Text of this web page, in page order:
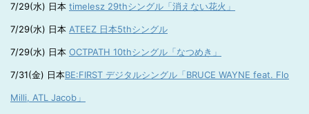
7/29(水) 日本 timelesz 29thシングル「消えない花火」
7/29(水) 日本 ATEEZ 日本5thシングル
7/29(水) 日本 OCTPATH 10thシングル「なつめき」
7/31(金) 日本BE:FIRST デジタルシングル「BRUCE WAYNE feat. Flo
Milli, ATL Jacob」